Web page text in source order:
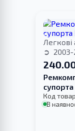
Легкові
2003-
Код
В